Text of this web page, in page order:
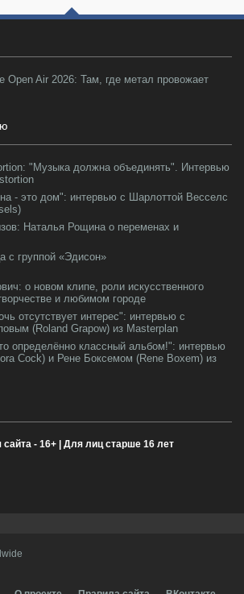
Open Air 2026: Там, где метал провожает
"Музыка должна объединять". Интервью
- это дом": интервью с Шарлоттой Весселс
Наталья Рощина о переменах и
с группой «Эдисон»
о новом клипе, роли искусственного
и любимом городе
отсутствует интерес": интервью с
(Roland Grapow) из Masterplan
определённо классный альбом!": интервью
Cock) и Рене Боксемом (Rene Boxem) из
сайта - 16+ | Для лиц старше 16 лет